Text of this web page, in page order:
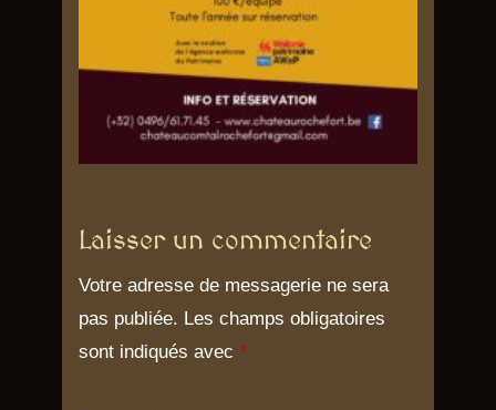
Laisser un commentaire
Votre adresse de messagerie ne sera
pas publiée. Les champs obligatoires
sont indiqués avec *